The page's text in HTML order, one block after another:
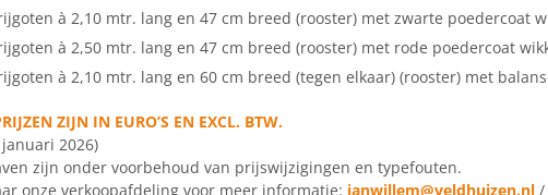
à 2,10 mtr. lang en 47 cm breed (rooster) met zwarte poedercoat
à 2,50 mtr. lang en 47 cm breed (rooster) met rode poedercoat
à 2,10 mtr. lang en 60 cm breed (tegen elkaar) (rooster) met
ZIJN IN EURO’S EN EXCL. BTW.
2026)
zijn onder voorbehoud van prijswijzigingen en typefouten.
onze verkoopafdeling voor meer informatie: janwillem@veldhuizen.nl /